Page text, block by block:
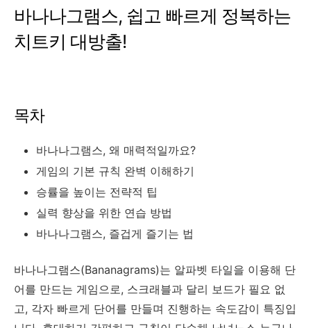
바나나그램스, 쉽고 빠르게 정복하는
치트키 대방출!
목차
바나나그램스, 왜 매력적일까요?
게임의 기본 규칙 완벽 이해하기
승률을 높이는 전략적 팁
실력 향상을 위한 연습 방법
바나나그램스, 즐겁게 즐기는 법
바나나그램스(Bananagrams)는 알파벳 타일을 이용해 단
어를 만드는 게임으로, 스크래블과 달리 보드가 필요 없
고, 각자 빠르게 단어를 만들며 진행하는 속도감이 특징입